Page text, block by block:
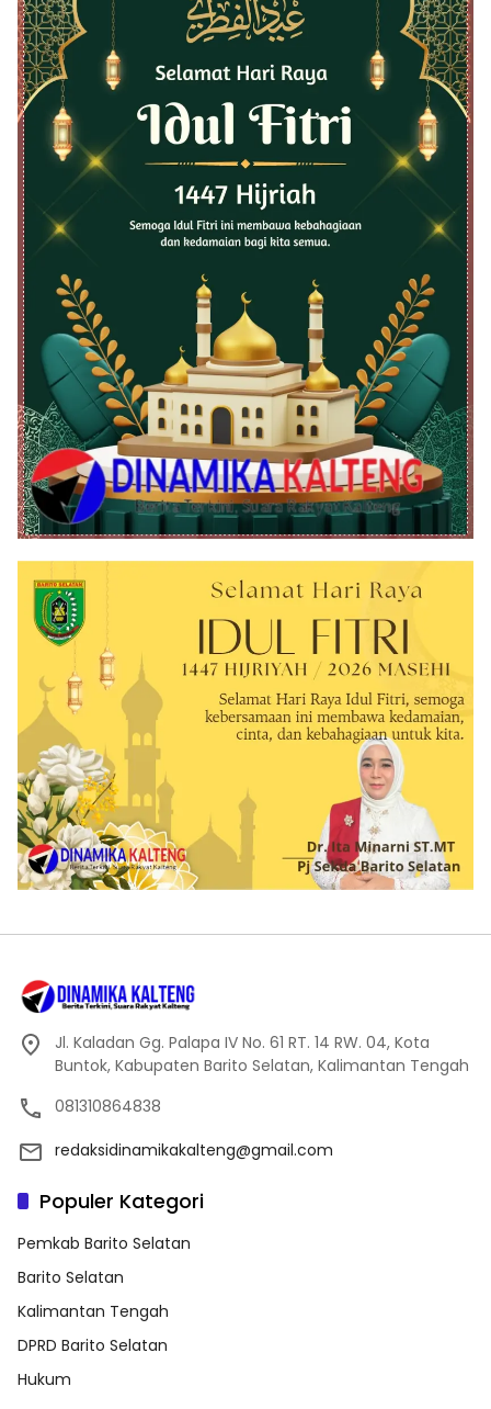
Jl. Kaladan Gg. Palapa IV No. 61 RT. 14 RW. 04, Kota
Buntok, Kabupaten Barito Selatan, Kalimantan Tengah
081310864838
redaksidinamikakalteng@gmail.com
Populer Kategori
Pemkab Barito Selatan
Barito Selatan
Kalimantan Tengah
DPRD Barito Selatan
Hukum